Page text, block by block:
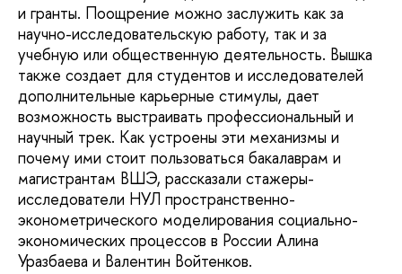
и гранты. Поощрение можно заслужить как за
научно-исследовательскую работу, так и за
учебную или общественную деятельность. Вышка
также создает для студентов и исследователей
дополнительные карьерные стимулы, дает
возможность выстраивать профессиональный и
научный трек. Как устроены эти механизмы и
почему ими стоит пользоваться бакалаврам и
магистрантам ВШЭ, рассказали стажеры-
исследователи НУЛ пространственно-
эконометрического моделирования социально-
экономических процессов в России Алина
Уразбаева и Валентин Войтенков.